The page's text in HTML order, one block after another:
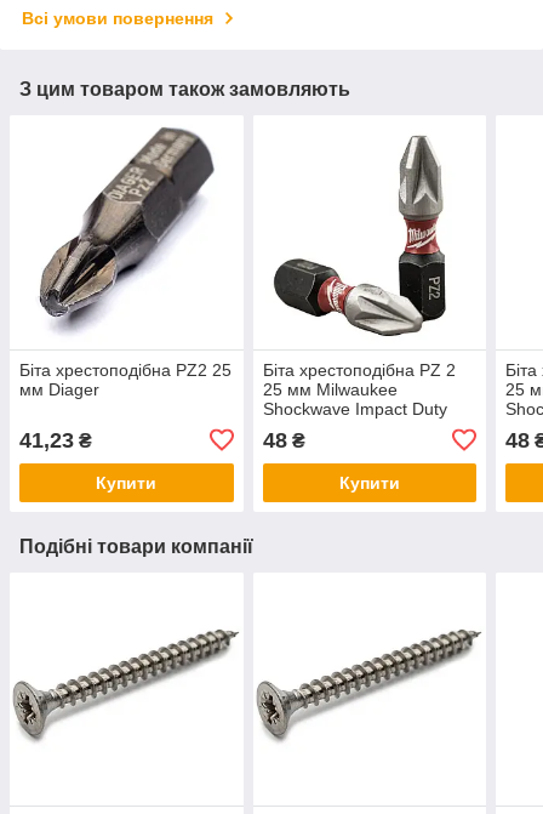
Всі умови повернення
З цим товаром також замовляють
Біта хрестоподібна PZ2 25
мм Diager
41,23 ₴
Купити
Біта хрестоподібна PZ 2
25 мм Milwaukee
Shockwave Impact Duty
48₴
Купити
25
48
Подібні товари компанії